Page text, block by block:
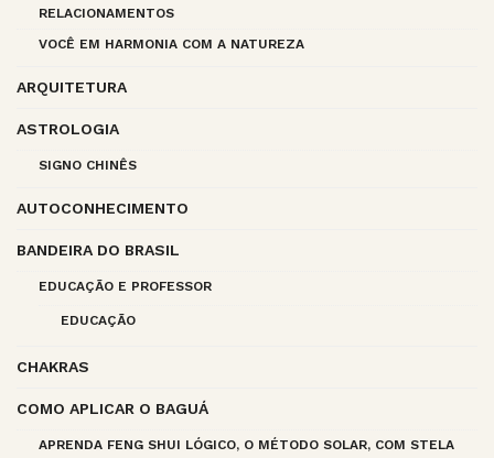
RELACIONAMENTOS
VOCÊ EM HARMONIA COM A NATUREZA
ARQUITETURA
ASTROLOGIA
SIGNO CHINÊS
AUTOCONHECIMENTO
BANDEIRA DO BRASIL
EDUCAÇÃO E PROFESSOR
EDUCAÇÃO
CHAKRAS
COMO APLICAR O BAGUÁ
APRENDA FENG SHUI LÓGICO, O MÉTODO SOLAR, COM STELA